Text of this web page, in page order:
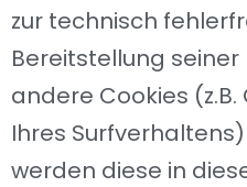
zur technisch
Bereitstellung seiner
andere Cookies
Ihres
werden diese in